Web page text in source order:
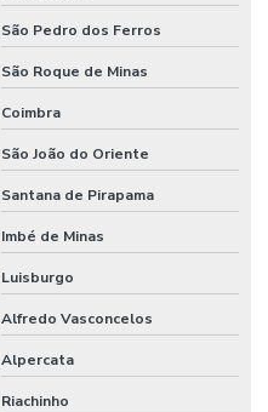
São Pedro dos Ferros
São Roque de Minas
Coimbra
São João do Oriente
Santana de Pirapama
Imbé de Minas
Luisburgo
Alfredo Vasconcelos
Alpercata
Riachinho